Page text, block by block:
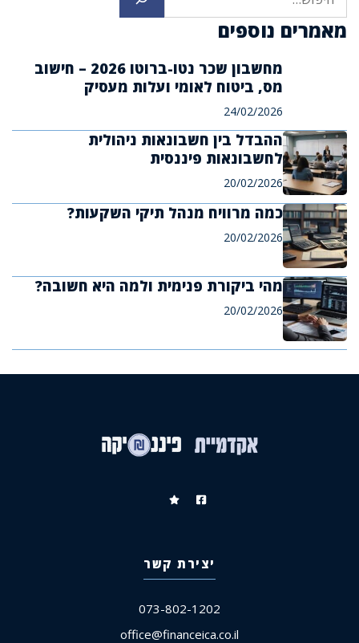
מאמרים נוספים
מחשבון שכר נטו-ברוטו 2026 – חישוב
מס, ביטוח לאומי ועלות מעסיק
24/02/2026
ההבדל בין חשבונאות ניהולית
לחשבונאות פיננסית
20/02/2026
כמה מרוויח מנהל תיקי השקעות?
20/02/2026
מהי ביקורת פנימית ולמה היא חשובה?
20/02/2026
יצירת קשר
073-802-1202
office@financeica.co.il